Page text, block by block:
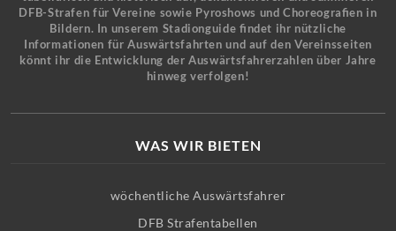
DFB-Strafen für Vereine sowie Pyroshows und Choreografien in
Bildern. In unserem Stadionguide findet ihr nützliche
Informationen für Auswärtsfahrten und auf den Vereinsseiten
könnt ihr die Entwicklung der Auswärtsfahrerzahlen über Jahre
hinweg verfolgen!
WAS WIR BIETEN
wöchentliche Auswärtsfahrer
DFB Strafentabellen